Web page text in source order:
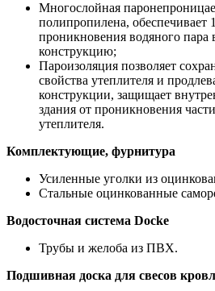
Многослойная
полипропилена, обеспечивает
проникновения водяного пара
конструкцию;
Пароизоляция позволяет
свойства утеплителя и
конструкции, защищает
здания от проникновения
утеплителя.
Комплектующие, фурнитура
Усиленные уголки из
Стальные оцинкованные
Водосточная система Docke
Трубы и желоба из ПВХ.
Подшивная доска для свесов